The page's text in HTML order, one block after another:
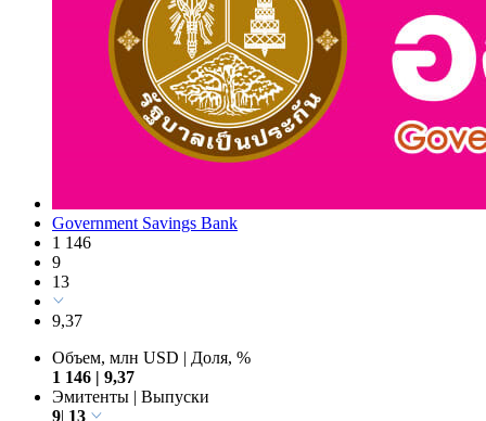
Government Savings Bank
1 146
9
13
9,37
Объем, млн USD | Доля, %
1 146 | 9,37
Эмитенты | Выпуски
9| 13